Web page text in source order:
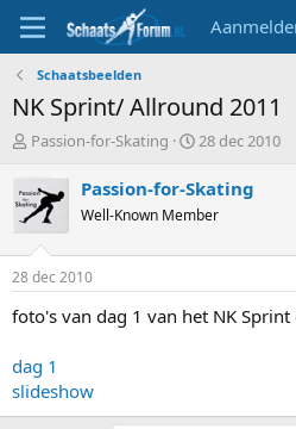
Schaatsbeelden
NK Sprint/ Allround 2011
T
p
i
c
s
a
r
r
Passion-for-Skating
S
a
r
t
t
u
28 dec 2010
Passion-for-Skating
Well-Known Member
28 dec 2010
foto's van dag 1 van het NK
dag 1
slideshow